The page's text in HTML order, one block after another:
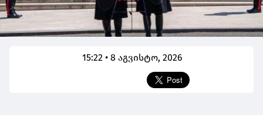
15:22 • 8 აგვისტო, 2026